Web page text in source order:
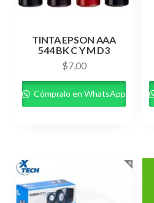
TINTA EPSON AAA
544 BK C Y M D3
$7,00
Cómpralo en WhatsApp